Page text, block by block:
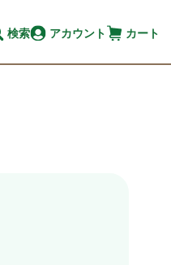
検索 アカウント カート